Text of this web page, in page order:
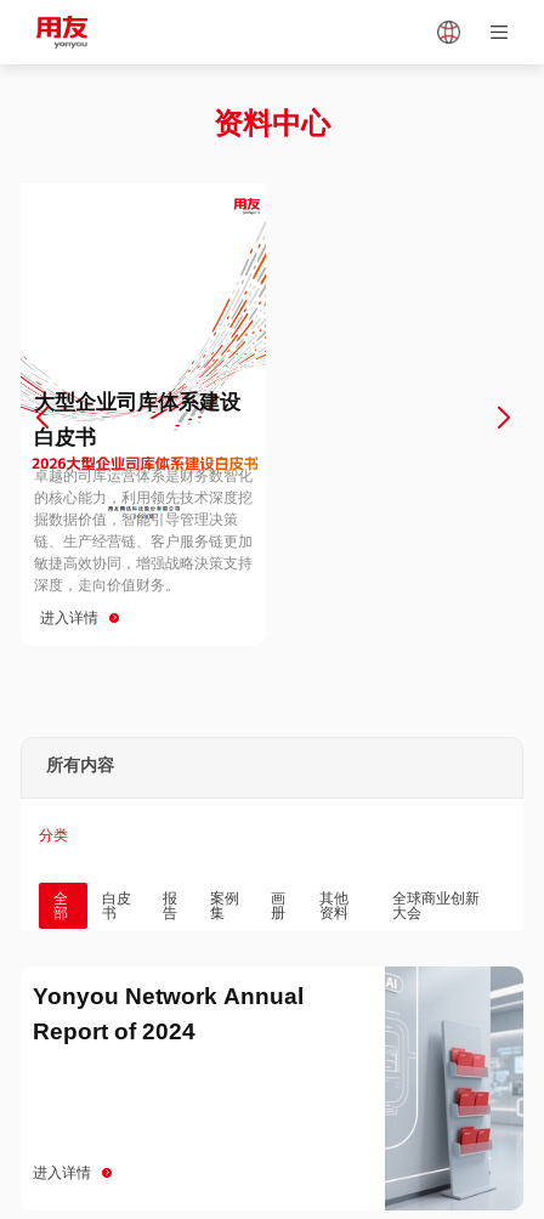
Vietnam
Europe
Hungary
Hong Kong
资料中心
大型企业司库体系建设
白皮书
卓越的司库运营体系是财务数智化
的核心能力，利用领先技术深度挖
掘数据价值，智能引导管理决策
链、生产经营链、客户服务链更加
敏捷高效协同，增强战略決策支持
深度，走向价值财务。
进入详情
所有内容
分类
全
部
白皮
书
报
告
案例
集
画
册
其他
资料
全球商业创新
大会
Yonyou Network Annual
Report of 2024
进入详情